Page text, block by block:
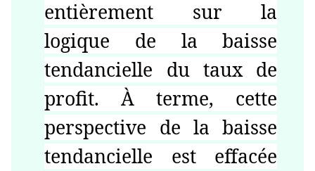
entièrement sur la
logique de la baisse
tendancielle du taux de
profit. À terme, cette
perspective de la baisse
tendancielle est effacée